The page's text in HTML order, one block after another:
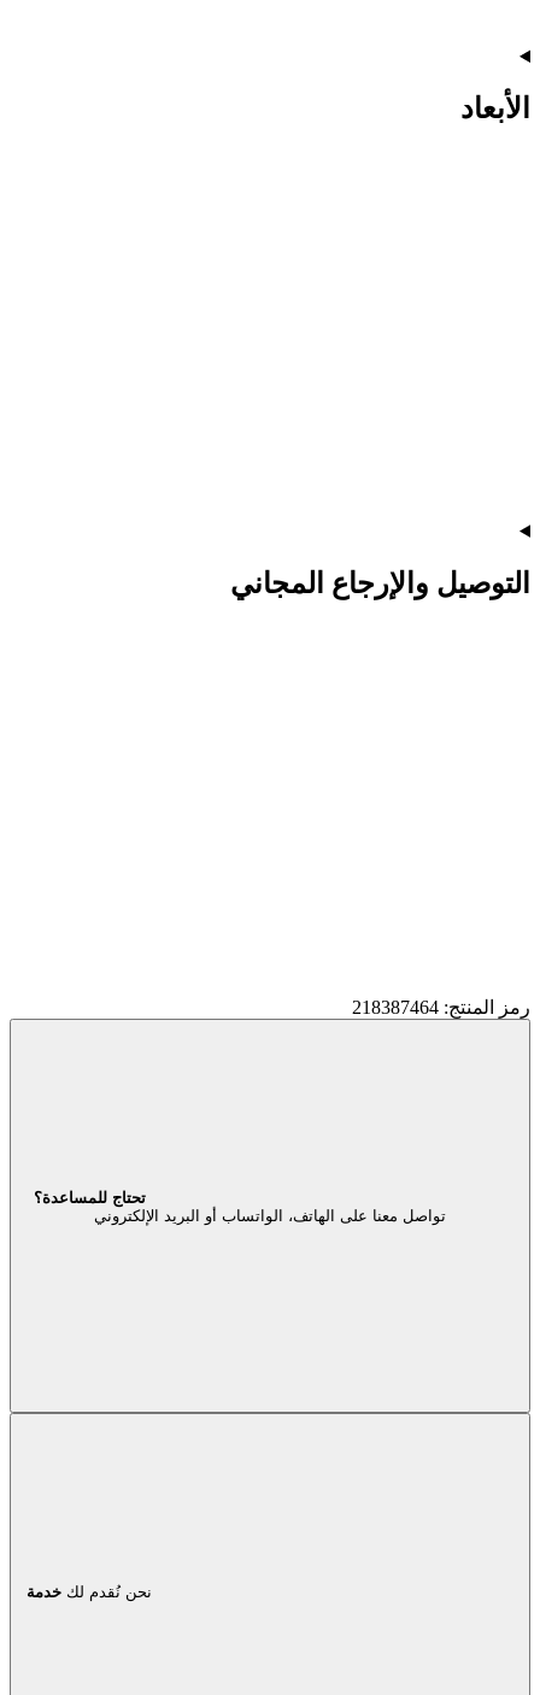
الأبعاد
التوصيل والإرجاع المجاني
رمز المنتج: 218387464
تحتاج للمساعدة؟
تواصل معنا على الهاتف، الواتساب أو البريد الإلكتروني
نحن نُقدم لك خدمة